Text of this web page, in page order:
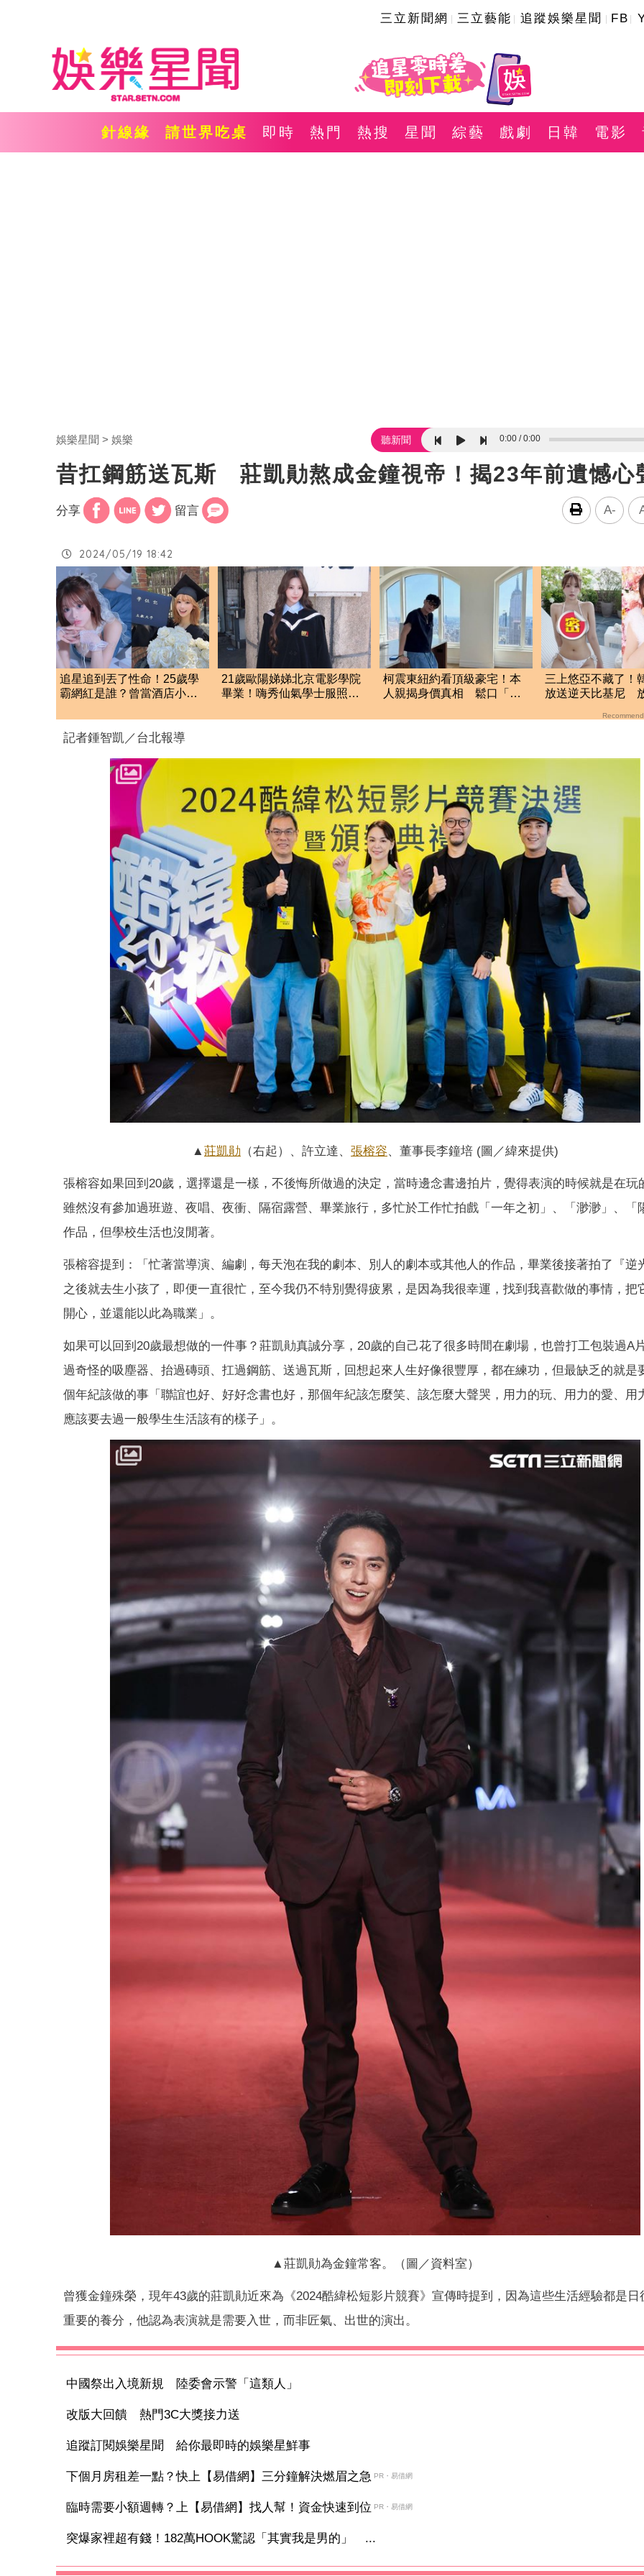
三立新聞網 三立藝能 追蹤娛樂星聞 FB
針線緣 請世界吃桌 即時 熱門 熱搜 星聞 綜藝 戲劇 日韓 電影
娛樂星聞 娛樂 聽新聞 0:00 0:00
昔扛鋼筋送瓦斯 莊凱勛熬成金鐘視帝！揭23年前遺憾心
分享 留言 A-
2024/05/19 18:42
追星追到丟了性命！25歲學
霸網紅是誰？曾當酒店小姐
21歲歐陽娣娣北京電影學院
畢業！嗨秀仙氣學士服照
柯震東紐約看頂級豪宅！本
人親揭身價真相 鬆口「好
三上悠亞不藏了！
放送逆天比基尼
記者鍾智凱／台北報導
▲莊凱勛 （右起）、許立達、 張榕容、董事長李鐘培 (圖／緯來提供)
張榕容如果回到20歲，選擇還是一樣，不後悔所做過的決定，當時邊念書邊拍片，覺得表演的時候就是在玩
雖然沒有參加過班遊、夜唱、夜衝、隔宿露營、畢業旅行，多忙於工作忙拍戲「一年之初」、「渺渺」、「
作品，但學校生活也沒閒著。
張榕容提到：「忙著當導演、編劇，每天泡在我的劇本、別人的劇本或其他人的作品，畢業後接著拍了『逆
之後就去生小孩了，即便一直很忙，至今我仍不特別覺得疲累，是因為我很幸運，找到我喜歡做的事情，把
開心，並還能以此為職業」。
如果可以回到20歲最想做的一件事？莊凱勛真誠分享，20歲的自己花了很多時間在劇場，也曾打工包裝過A
過奇怪的吸塵器、抬過磚頭、扛過鋼筋、送過瓦斯，回想起來人生好像很豐厚，都在練功，但最缺乏的就是
個年紀該做的事「聯誼也好、好好念書也好，那個年紀該怎麼笑、該怎麼大聲哭，用力的玩、用力的愛、用
應該要去過一般學生生活該有的樣子」。
▲莊凱勛為金鐘常客。（圖／資料室）
曾獲金鐘殊榮，現年43歲的莊凱勛近來為《2024酷緯松短影片競賽》宣傳時提到，因為這些生活經驗都是日
重要的養分，他認為表演就是需要入世，而非匠氣、出世的演出。
中國祭出入境新規 陸委會示警「這類人」
改版大回饋 熱門3C大獎接力送
追蹤訂閱娛樂星聞 給你最即時的娛樂星鮮事
下個月房租差一點？快上【易借網】三分鐘解決燃眉之急 PR・易借網
臨時需要小額週轉？上【易借網】找人幫！資金快速到位 PR・易借網
突爆家裡超有錢！182萬HOOK驚認「其實我是男的」 ...